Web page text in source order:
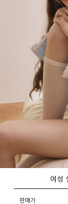
여성
판매가